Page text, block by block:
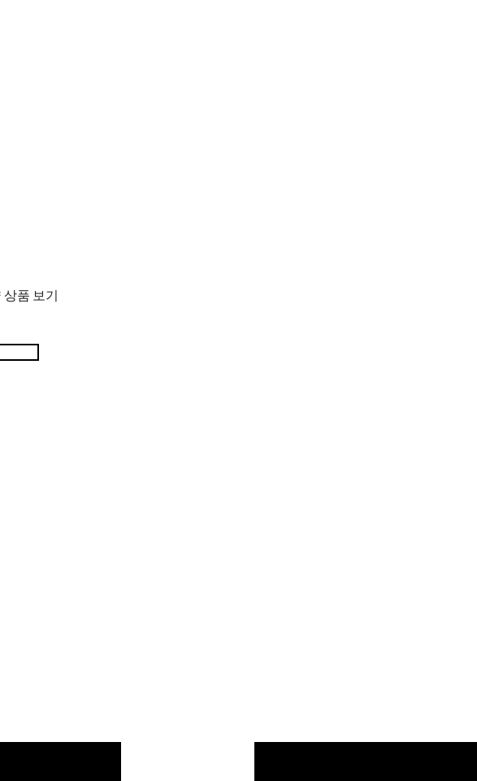
품 보기